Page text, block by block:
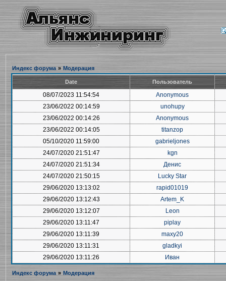
Индекс форума » Модерация
Date Пользователь
08/07/2023 11:54:54
Anonymous
23/06/2022 00:14:59
unohupy
23/06/2022 00:14:26
Anonymous
23/06/2022 00:14:05
titanzop
05/10/2020 11:59:00
gabrieljones
24/07/2020 21:51:47
kgn
24/07/2020 21:51:34
Денис
24/07/2020 21:50:15
Lucky Star
29/06/2020 13:13:02
rapid01019
29/06/2020 13:12:43
Artem_K
29/06/2020 13:12:07
Leon
29/06/2020 13:11:47
piplay
29/06/2020 13:11:39
maxy20
29/06/2020 13:11:31
gladkyi
29/06/2020 13:11:26
Иван
Индекс форума » Модерация